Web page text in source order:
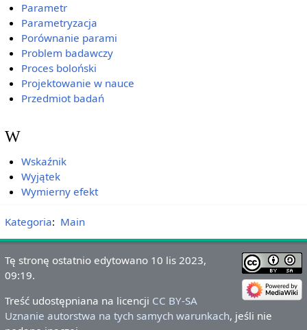
Parametr
Parametryzacja
Porównanie parami
Problem badawczy
Proces boloński
Projektowanie w nauce
Przedmiot badań
W
Wskaźnik
Wyjątek
Wymierny efekt
Kategoria: Main
Tę stronę ostatnio edytowano 10 lis 2023,
09:19.
Treść udostępniana na licencji CC BY-SA
Uznanie autorstwa na tych samych warunkach, jeśli nie